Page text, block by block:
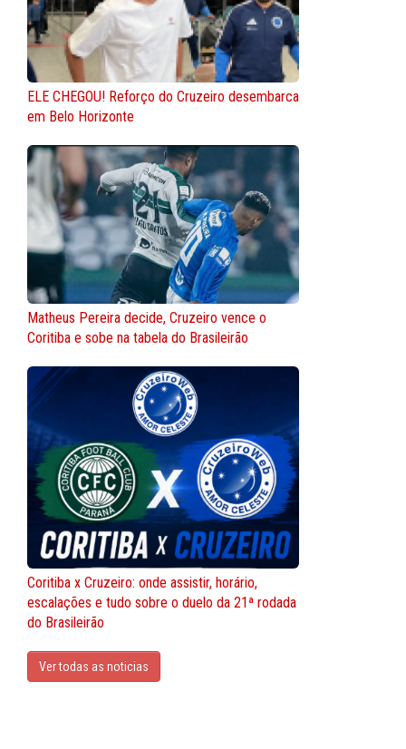
ELE CHEGOU! Reforço do Cruzeiro desembarca
em Belo Horizonte
Matheus Pereira decide, Cruzeiro vence o
Coritiba e sobe na tabela do Brasileirão
Coritiba x Cruzeiro: onde assistir, horário,
escalações e tudo sobre o duelo da 21ª rodada
do Brasileirão
Ver todas as noticias